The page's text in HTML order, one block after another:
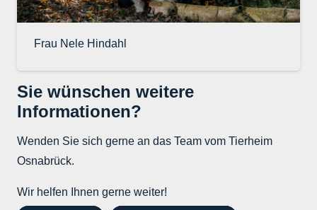
Frau Nele Hindahl
Sie wünschen weitere
Informationen?
Wenden Sie sich gerne an das Team vom Tierheim
Osnabrück.
Wir helfen Ihnen gerne weiter!